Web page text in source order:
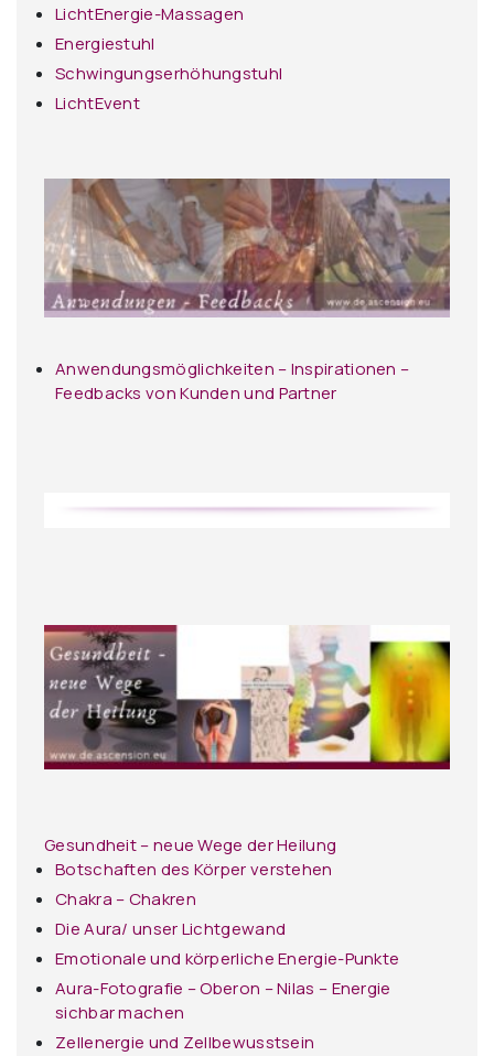
LichtEnergie-Massagen
Energiestuhl
Schwingungserhöhungstuhl
LichtEvent
Anwendungsmöglichkeiten – Inspirationen –
Feedbacks von Kunden und Partner
Gesundheit – neue Wege der Heilung
Botschaften des Körper verstehen
Chakra – Chakren
Die Aura/ unser Lichtgewand
Emotionale und körperliche Energie-Punkte
Aura-Fotografie – Oberon – Nilas – Energie
sichbar machen
Zellenergie und Zellbewusstsein